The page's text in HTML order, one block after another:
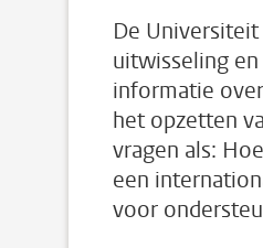
De
uitwisseling
informatie
het opzetten
vragen als:
een
voor